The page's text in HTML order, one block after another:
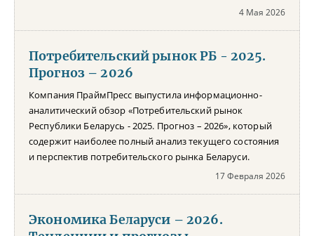
4 Мая 2026
Потребительский рынок РБ - 2025.
Прогноз – 2026
Компания ПраймПресс выпустила информационно-
аналитический обзор «Потребительский рынок
Республики Беларусь - 2025. Прогноз – 2026», который
содержит наиболее полный анализ текущего состояния
и перспектив потребительского рынка Беларуси.
17 Февраля 2026
Экономика Беларуси – 2026.